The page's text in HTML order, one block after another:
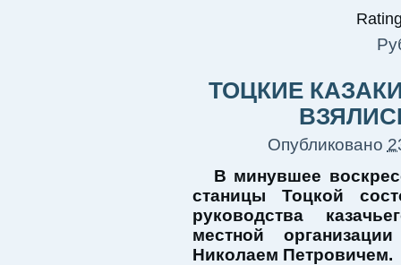
ТОЦКИЕ
Опубликовано
В минувшее
станицы Тоцкой
руководства
местной
Николаем Петровичем.